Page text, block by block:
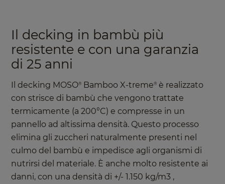
Il decking in bambù più
resistente e con una garanzia
di 25 anni
Il decking MOSO® Bamboo X-treme® è realizzato
con strisce di bambù che vengono trattate
termicamente (a 200°C) e compresse in un
pannello ad altissima densità. Questo processo
elimina gli zuccheri naturalmente presenti nel
culmo del bambù e impedisce agli organismi di
nutrirsi del materiale. È anche molto resistente ai
danni, con una densità di +/- 1.150 kg/m3 ,